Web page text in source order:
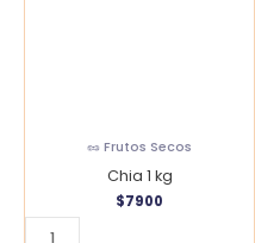
🥜 Frutos Secos
Chia 1 kg
$7900